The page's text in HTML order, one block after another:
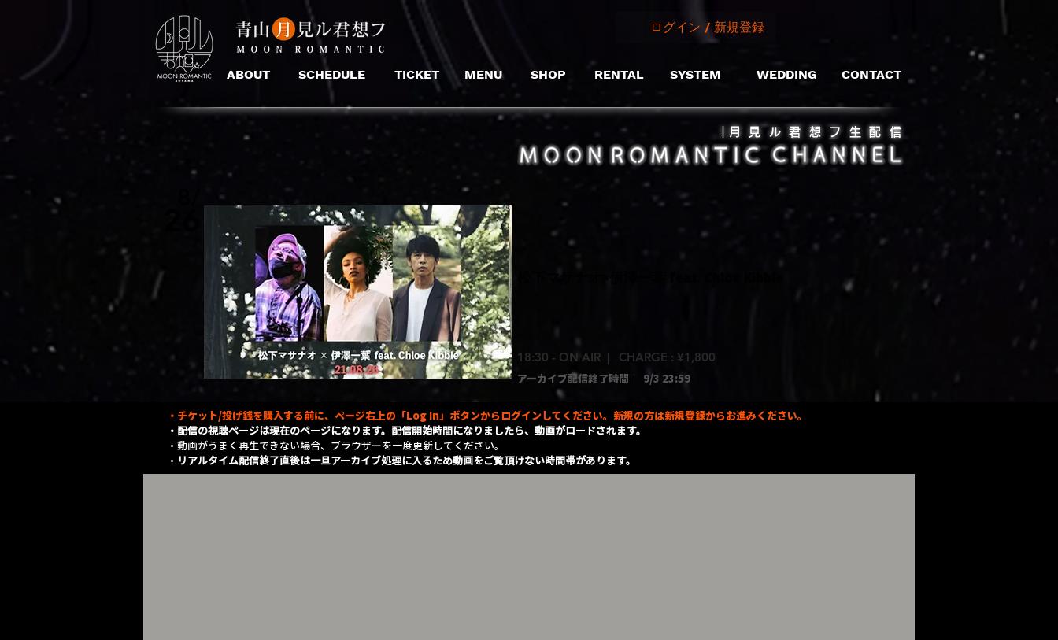
ABOUT SCHEDULE TICKET MENU SHOP
ログイン / 新規登録
RENTAL SYSTEM WEDDING CONTACT
​｜月見ル君想フ生配信
松下マサナオ×伊澤一葉 feat. Chloe Kibble
18:30 - ON AIR | CHARGE : ¥1,800
アーカイブ配信終了時間｜
9/3 23:59
・チケット/投げ銭を購入する前に、ページ右上の「Log In」ボタンからログインしてください。新規の方は新規登録からお進みください。
・配信の視聴ページは現在のページになります。配信開始時間になりましたら、動画がロードされます。
​・動画がうまく再生できない場合、ブラウザーを一度更新してください。
・ リアルタイム配信終了直後は一旦アーカイブ処理に入るため動画をご覧頂けない時間帯があります。